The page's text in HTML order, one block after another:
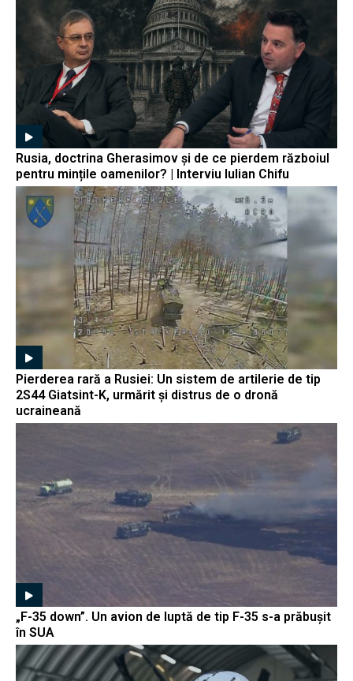
Rusia, doctrina Gherasimov și de ce pierdem războiul
pentru mințile oamenilor? | Interviu Iulian Chifu
Pierderea rară a Rusiei: Un sistem de artilerie de tip
2S44 Giatsint-K, urmărit și distrus de o dronă
ucraineană
„F-35 down”. Un avion de luptă de tip F-35 s-a prăbușit
în SUA